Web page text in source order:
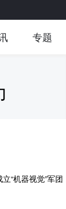
专题
“机器视觉”军团